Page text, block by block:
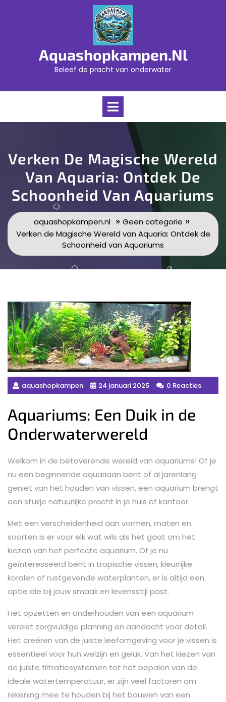
Aquashopkampen.nl
Beleef de pracht van onderwater
Open
Verken De Magische Wereld
Van Aquaria: Ontdek De
Schoonheid Van Aquariums
aquashopkampen.nl » Geen categorie »
Verken de Magische Wereld van Aquaria: Ontdek de
Schoonheid van Aquariums
aquashopkampen 24 januari 2025 0 Reacties
Aquariums: Een Duik in de
Onderwaterwereld
Welkom in de betoverende wereld van aquariums! Of je
nu een beginnende aquariaan bent of al jarenlang
geniet van het houden van vissen, een aquarium brengt
een stukje natuurlijke pracht in je huis of kantoor.
Met een verscheidenheid aan vormen, maten en
soorten is er voor elk wat wils als het gaat om het
kiezen van het perfecte aquarium. Of je nu
geïnteresseerd bent in tropische vissen, kleurrijke
koralen of rustgevende waterplanten, er is altijd een
optie die bij jouw smaak en levensstijl past.
Het opzetten en onderhouden van een aquarium
vereist zorgvuldige planning en aandacht voor detail.
Het creëren van de juiste leefomgeving voor je vissen is
essentieel voor hun welzijn en geluk. Van het kiezen van
de juiste filtratiesystemen tot het bepalen van de
ideale watertemperatuur, er zijn veel factoren om
rekening mee te houden bij het bouwen van een